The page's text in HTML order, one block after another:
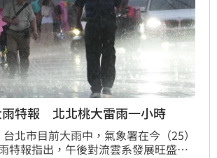
雨特報 北北桃大雷雨一小時
北市目前大雨中，氣象署在今（25）
特報指出，午後對流雲系發展旺盛，